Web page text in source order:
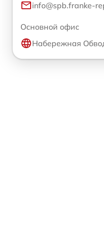
info@spb.franke-
Основной офис
Набережная